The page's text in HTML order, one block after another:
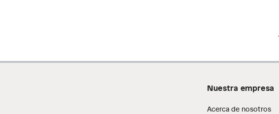
Nuestra empresa
Acerca de nosotros